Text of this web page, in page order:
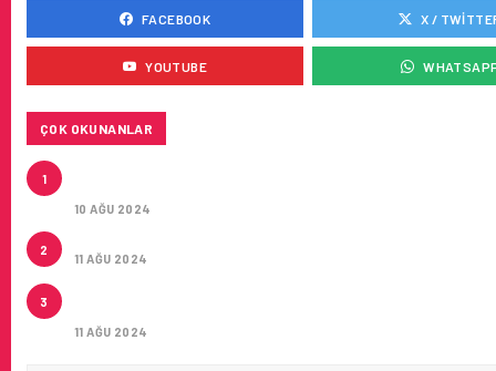
FACEBOOK X /
YOUTUBE
ÇOK OKUNANLAR
1
10 AĞU 2024
2
11 AĞU 2024
3
11 AĞU 2024